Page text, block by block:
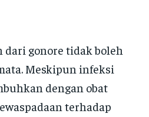
dari gonore tidak boleh
Meskipun infeksi
dengan obat
terhadap